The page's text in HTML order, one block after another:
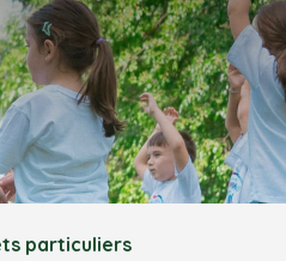
particuliers